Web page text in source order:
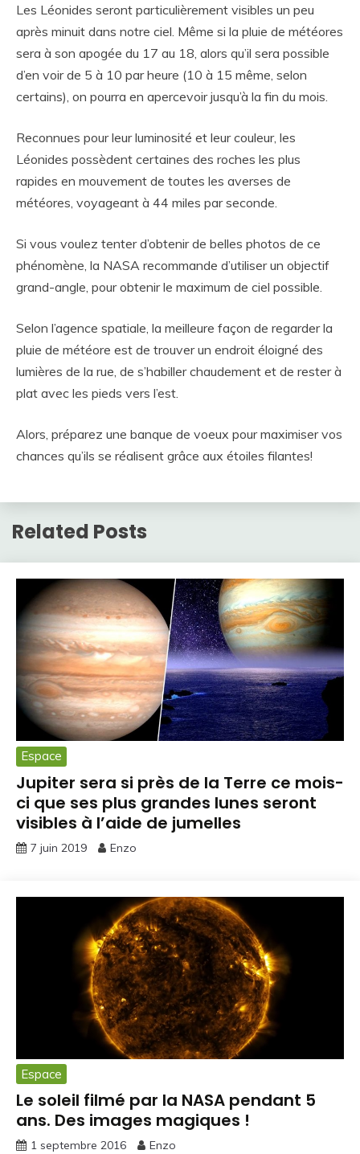
Les Léonides seront particulièrement visibles un peu
après minuit dans notre ciel. Même si la pluie de météores
sera à son apogée du 17 au 18, alors qu’il sera possible
d’en voir de 5 à 10 par heure (10 à 15 même, selon
certains), on pourra en apercevoir jusqu’à la fin du mois.
Reconnues pour leur luminosité et leur couleur, les
Léonides possèdent certaines des roches les plus
rapides en mouvement de toutes les averses de
météores, voyageant à 44 miles par seconde.
Si vous voulez tenter d’obtenir de belles photos de ce
phénomène, la NASA recommande d’utiliser un objectif
grand-angle, pour obtenir le maximum de ciel possible.
Selon l’agence spatiale, la meilleure façon de regarder la
pluie de météore est de trouver un endroit éloigné des
lumières de la rue, de s’habiller chaudement et de rester à
plat avec les pieds vers l’est.
Alors, préparez une banque de voeux pour maximiser vos
chances qu’ils se réalisent grâce aux étoiles filantes!
Related Posts
Espace
Jupiter sera si près de la Terre ce mois-
ci que ses plus grandes lunes seront
visibles à l’aide de jumelles
7 juin 2019 Enzo
Espace
Le soleil filmé par la NASA pendant 5
ans. Des images magiques !
1 septembre 2016 Enzo